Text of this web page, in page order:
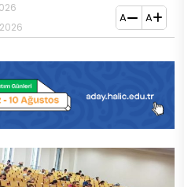
A A